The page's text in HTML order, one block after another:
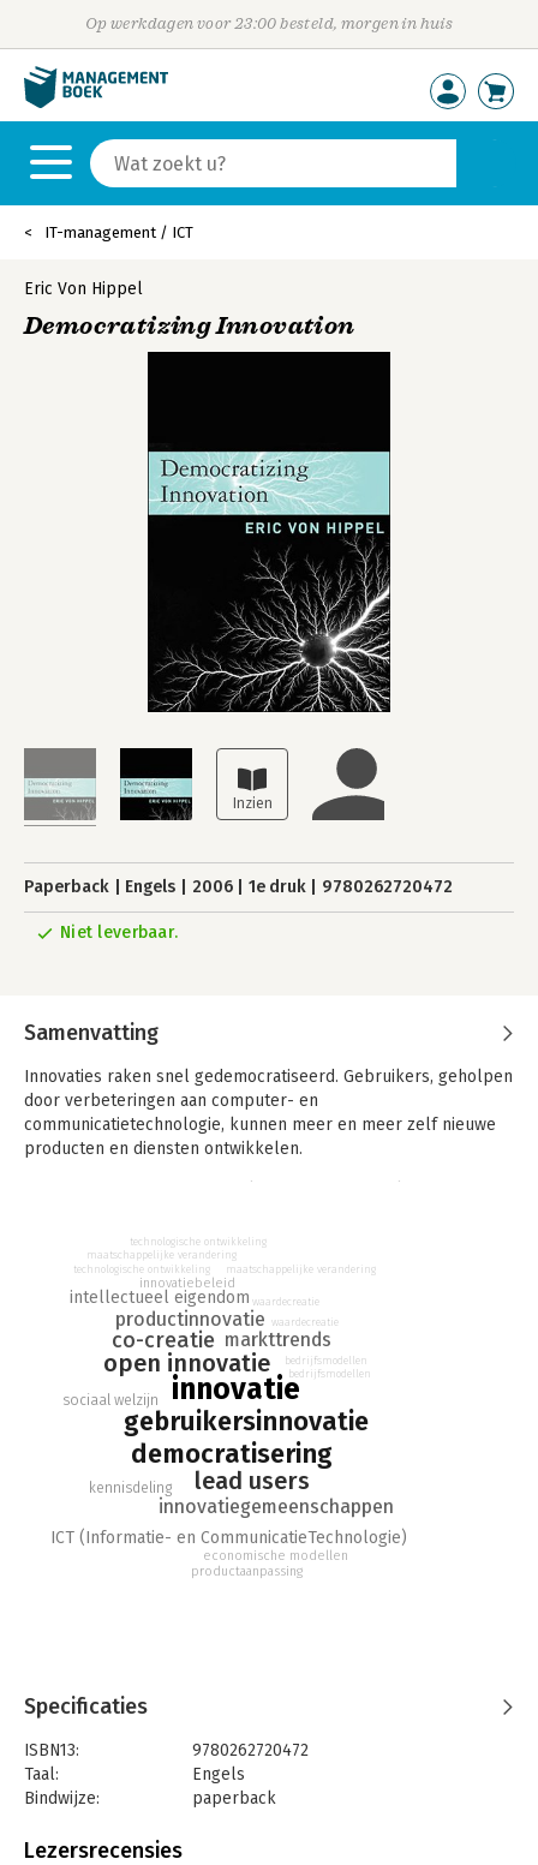
Op werkdagen voor 23:00 besteld, morgen in huis
IT-management / ICT
Eric Von Hippel
Democratizing Innovation
Paperback Engels 2006 1e druk 9780262720472
Niet leverbaar.
Samenvatting
Innovaties raken snel gedemocratiseerd. Gebruikers, geholpen
door verbeteringen aan computer- en
communicatietechnologie, kunnen meer en meer zelf nieuwe
producten en diensten ontwikkelen.
producten diensten voor zichzelf te ontwikkelen.
innovatie
gebruikersinnovatie
democratisering
open innovatie
lead users
co-creatie
productinnovatie
innovatiegemeenschappen
markttrends
ICT (Informatie- en CommunicatieTechnologie)
intellectueel eigendom
kennisdeling
sociaal welzijn
innovatiebeleid
economische modellen
productaanpassing
technologische ontwikkeling
bedrijfsmodellen
maatschappelijke verandering
waardecreatie
technologische ontwikkeling
bedrijfsmodellen
maatschappelijke verandering
waardecreatie
Specificaties
ISBN13:
9780262720472
Taal:
Engels
Bindwijze:
paperback
Uitgever:
Lezersrecensies